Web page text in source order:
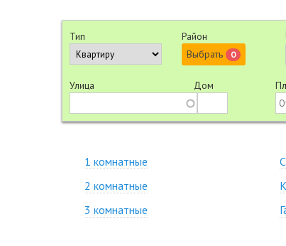
Тип
Район
Выбрать
0
Улица Дом
1 комнатные
2 комнатные
3 комнатные